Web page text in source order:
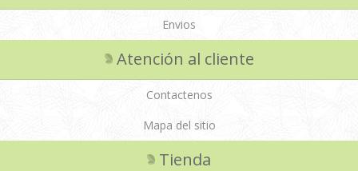
Envios
Atención al cliente
Contactenos
Mapa del sitio
Tienda